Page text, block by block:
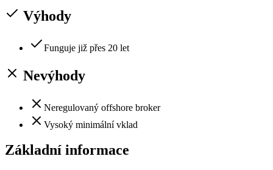
Výhody
Funguje již přes 20 let
Nevýhody
Neregulovaný offshore broker
Vysoký minimální vklad
Základní informace